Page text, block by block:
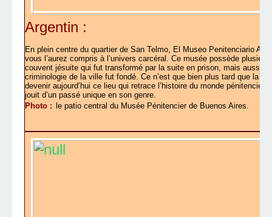
Argentin :
En plein centre du quartier de San Telmo, El Museo Penitenciario
vous l’aurez compris à l’univers carcéral. Ce musée possède
couvent jésuite qui fut transformé par la suite en prison, mais aussi
criminologie de la ville fut fondé. Ce n’est que bien plus tard que la
devenir aujourd’hui ce lieu qui retrace l’histoire du monde
jouit d’un passé unique en son genre.
Photo :
le patio central du Musée Pénitencier de Buenos Aires.